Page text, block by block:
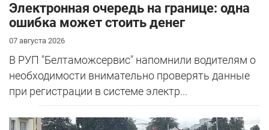
Электронная очередь на границе: одна
ошибка может стоить денег
07 августа 2026
В РУП "Белтаможсервис" напомнили водителям о
необходимости внимательно проверять данные
при регистрации в системе электр...